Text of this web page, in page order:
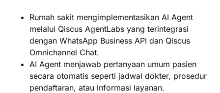
Rumah sakit mengimplementasikan AI Agent
melalui Qiscus AgentLabs yang terintegrasi
dengan WhatsApp Business API dan Qiscus
Omnichannel Chat.
AI Agent menjawab pertanyaan umum pasien
secara otomatis seperti jadwal dokter, prosedur
pendaftaran, atau informasi layanan.